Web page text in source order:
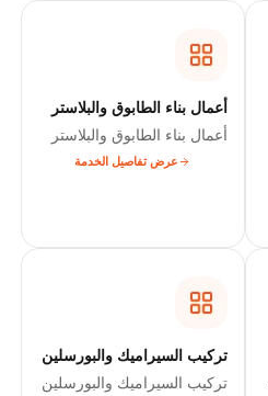
أعمال بناء الطابوق والبلاستر
أعمال بناء الطابوق والبلاستر
عرض تفاصيل الخدمة
تركيب السيراميك والبورسلين
تركيب السيراميك والبورسلين